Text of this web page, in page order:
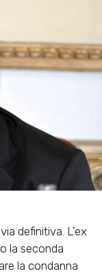
definitiva. L’ex
la seconda
la condanna